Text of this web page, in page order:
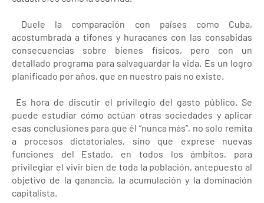
Duele la comparación con países como Cuba,
acostumbrada a tifones y huracanes con las consabidas
consecuencias sobre bienes físicos, pero con un
detallado programa para salvaguardar la vida. Es un logro
planificado por años, que en nuestro país no existe.
Es hora de discutir el privilegio del gasto público. Se
puede estudiar cómo actúan otras sociedades y aplicar
esas conclusiones para que él “nunca más”, no solo remita
a procesos dictatoriales, sino que exprese nuevas
funciones del Estado, en todos los ámbitos, para
privilegiar el vivir bien de toda la población, antepuesto al
objetivo de la ganancia, la acumulación y la dominación
capitalista.